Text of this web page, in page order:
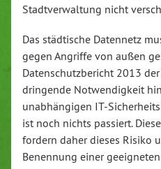
Stadtverwaltung nicht
Das städtische Datennetz
gegen Angriffe von außen
Datenschutzbericht 2013
dringende Notwendigkeit
unabhängigen IT-
ist noch nichts passiert.
fordern daher dieses Risiko
Benennung einer